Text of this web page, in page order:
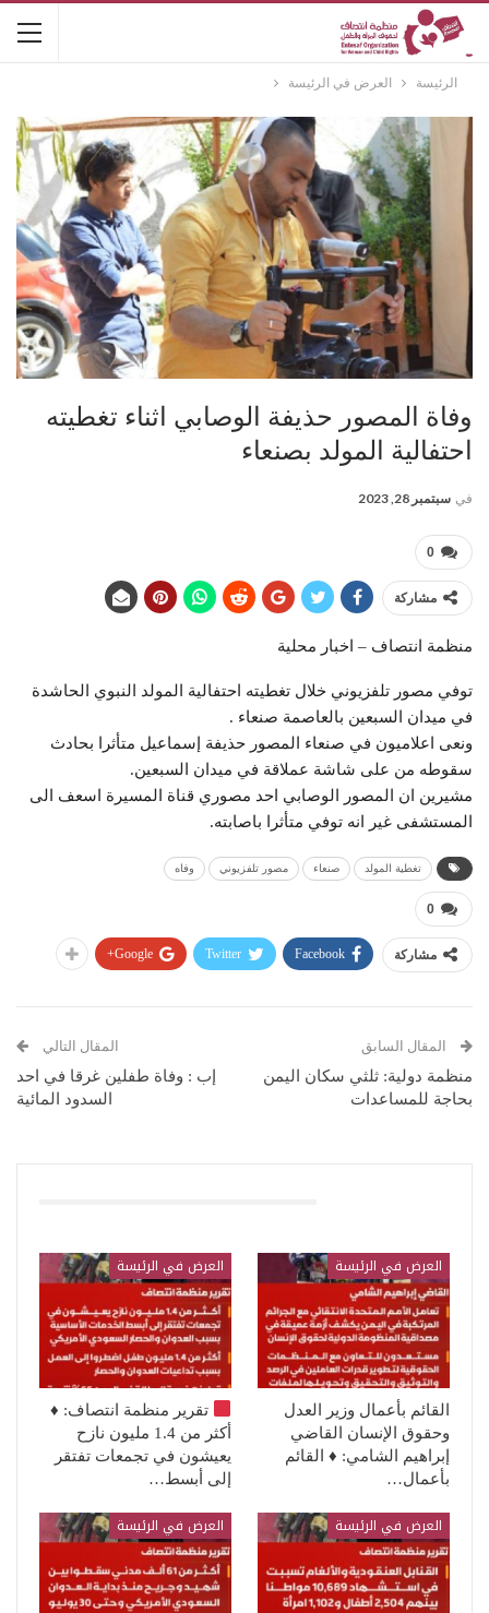
الرئيسة العرض في الرئيسة
وفاة المصور حذيفة الوصابي اثناء تغطيته
احتفالية المولد بصنعاء
في سبتمبر 28, 2023
0
مشاركة
منظمة انتصاف – اخبار محلية
توفي مصور تلفزيوني خلال تغطيته احتفالية المولد النبوي الحاشدة
في ميدان السبعين بالعاصمة صنعاء .
ونعى اعلاميون في صنعاء المصور حذيفة إسماعيل متأثرا بحادث
سقوطه من على شاشة عملاقة في ميدان السبعين.
مشيرين ان المصور الوصابي احد مصوري قناة المسيرة اسعف الى
المستشفى غير انه توفي متأثرا باصابته.
تغطية المولد صنعاء مصور تلفزيوني وفاه
0
مشاركة Facebook
Twitter
Google+
المقال السابق
منظمة دولية: ثلثي سكان اليمن
بحاجة للمساعدات
المقال التالي
إب : وفاة طفلين غرقا في احد
السدود المائية
العرض في الرئيسة
القائم بأعمال وزير العدل
وحقوق الإنسان القاضي
إبراهيم الشامي: ♦️ القائم
بأعمال…
العرض في الرئيسة
تقرير منظمة انتصاف: ♦️
أكثر من 1.4 مليون نازح
يعيشون في تجمعات تفتقر
إلى أبسط…
العرض في الرئيسة العرض في الرئيسة